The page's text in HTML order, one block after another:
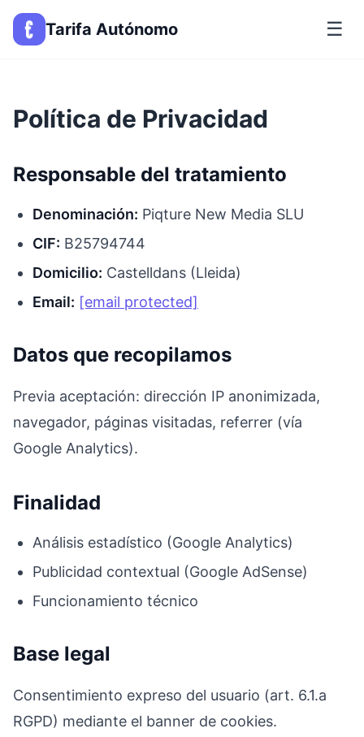
Tarifa Autónomo ☰
Política de Privacidad
Responsable del tratamiento
Denominación: Piqture New Media SLU
CIF: B25794744
Domicilio: Castelldans (Lleida)
Email: [email protected]
Datos que recopilamos
Previa aceptación: dirección IP anonimizada,
navegador, páginas visitadas, referrer (vía
Google Analytics).
Finalidad
Análisis estadístico (Google Analytics)
Publicidad contextual (Google AdSense)
Funcionamiento técnico
Base legal
Consentimiento expreso del usuario (art. 6.1.a
RGPD) mediante el banner de cookies.